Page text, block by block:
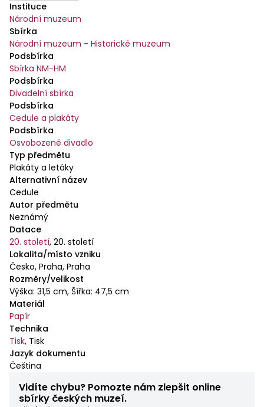
Instituce
Národní muzeum
Sbírka
Národní muzeum - Historické muzeum
Podsbírka
Sbírka NM-HM
Podsbírka
Divadelní sbírka
Podsbírka
Cedule a plakáty
Podsbírka
Osvobozené divadlo
Typ předmětu
Plakáty a letáky
Alternativní název
Cedule
Autor předmětu
Neznámý
Datace
20. století, 20. století
Lokalita/místo vzniku
Česko, Praha, Praha
Rozměry/velikost
Výška: 31,5 cm, Šířka: 47,5 cm
Materiál
Papír
Technika
Tisk, Tisk
Jazyk dokumentu
Čeština
Vidíte chybu? Pomozte nám zlepšit online
sbírky českých muzeí.